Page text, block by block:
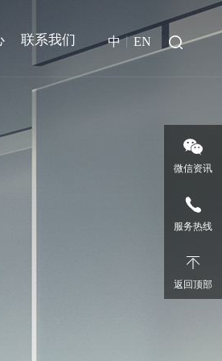
中丨 EN
联系我们
微信资讯
服务热线
返回顶部